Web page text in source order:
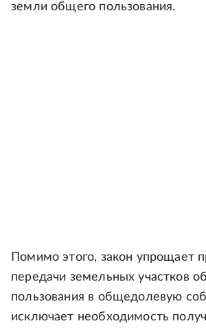
земли общего пользования.
Помимо этого, закон упрощает
передачи земельных участков
пользования в общедолевую
исключает необходимость